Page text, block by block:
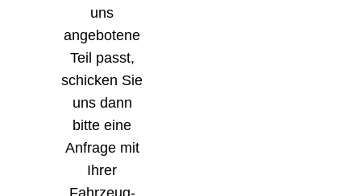
uns
angebotene
Teil passt,
schicken Sie
uns dann
bitte eine
Anfrage mit
Ihrer